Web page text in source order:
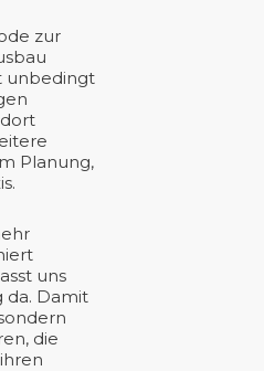
zur
unbedingt
Planung,
uns
da. Damit
die